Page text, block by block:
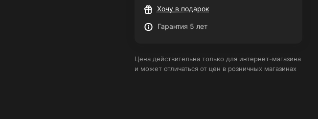
Хочу в подарок
Гарантия 5 лет
Цена действительна только для интернет-магазина
и может отличаться от цен в розничных магазинах